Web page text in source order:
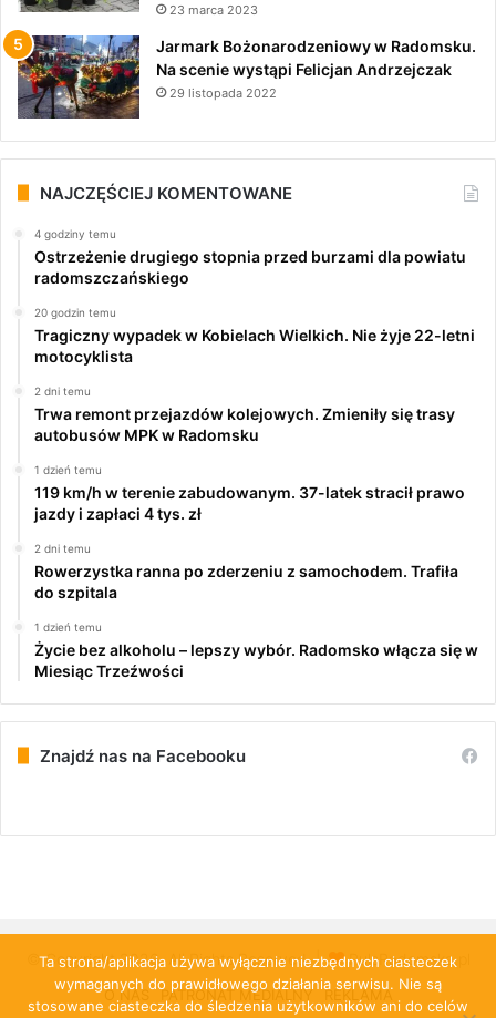
23 marca 2023
Jarmark Bożonarodzeniowy w Radomsku.
Na scenie wystąpi Felicjan Andrzejczak
29 listopada 2022
NAJCZĘŚCIEJ KOMENTOWANE
4 godziny temu
Ostrzeżenie drugiego stopnia przed burzami dla powiatu
radomszczańskiego
20 godzin temu
Tragiczny wypadek w Kobielach Wielkich. Nie żyje 22-letni
motocyklista
2 dni temu
Trwa remont przejazdów kolejowych. Zmieniły się trasy
autobusów MPK w Radomsku
1 dzień temu
119 km/h w terenie zabudowanym. 37-latek stracił prawo
jazdy i zapłaci 4 tys. zł
2 dni temu
Rowerzystka ranna po zderzeniu z samochodem. Trafiła
do szpitala
1 dzień temu
Życie bez alkoholu – lepszy wybór. Radomsko włącza się w
Miesiąc Trzeźwości
Znajdź nas na Facebooku
© Copyright 2026, All Rights Reserved | PulsRadomska.pl
O NAS PATRONAT MEDIALNY REKLAMA
Ta strona/aplikacja używa wyłącznie niezbędnych ciasteczek
wymaganych do prawidłowego działania serwisu. Nie są
stosowane ciasteczka do śledzenia użytkowników ani do celów